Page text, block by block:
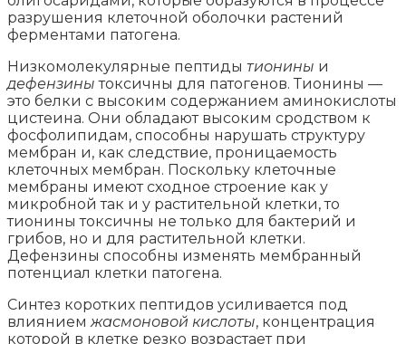
разрушения клеточной оболочки растений
ферментами патогена.
Низкомолекулярные пептиды тионины и
дефензины токсичны для патогенов. Тионины —
это белки с высоким содержанием аминокислоты
цистеина. Они обладают высоким сродством к
фосфолипидам, способны нарушать структуру
мембран и, как следствие, проницаемость
клеточных мембран. Поскольку клеточные
мембраны имеют сходное строение как у
микробной так и у растительной клетки, то
тионины токсичны не только для бактерий и
грибов, но и для растительной клетки.
Дефензины способны изменять мембранный
потенциал клетки патогена.
Синтез коротких пептидов усиливается под
влиянием жасмоновой кислоты, концентрация
которой в клетке резко возрастает при